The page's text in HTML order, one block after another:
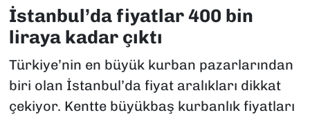
İstanbul’da fiyatlar 400 bin
liraya kadar çıktı
Türkiye’nin en büyük kurban pazarlarından
biri olan İstanbul’da fiyat aralıkları dikkat
çekiyor. Kentte büyükbaş kurbanlık fiyatları